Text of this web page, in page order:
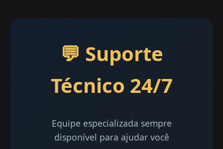
💬 Suporte
Técnico 24/7
Equipe especializada sempre
disponível para ajudar você